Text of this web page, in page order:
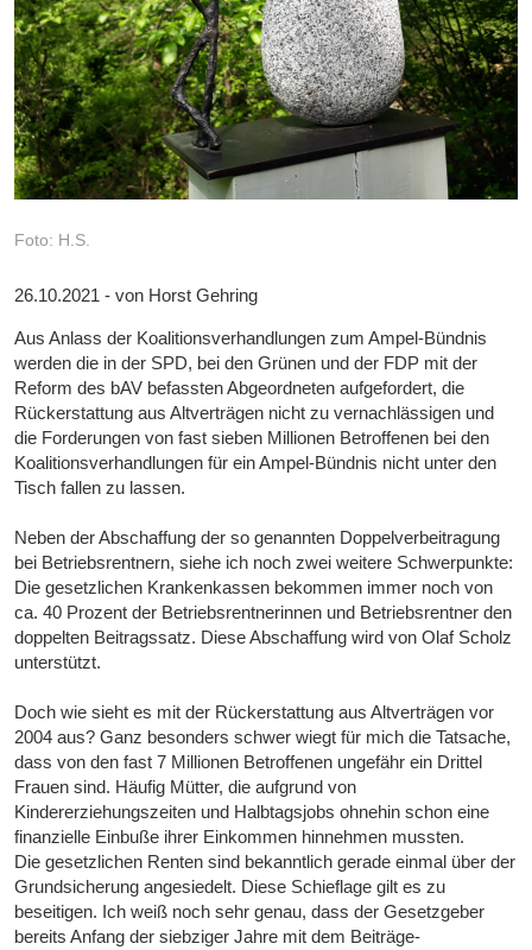
Foto: H.S.
26.10.2021 - von Horst Gehring
Aus Anlass der Koalitionsverhandlungen zum Ampel-Bündnis
werden die in der SPD, bei den Grünen und der FDP mit der
Reform des bAV befassten Abgeordneten aufgefordert, die
Rückerstattung aus Altverträgen nicht zu vernachlässigen und
die Forderungen von fast sieben Millionen Betroffenen bei den
Koalitionsverhandlungen für ein Ampel-Bündnis nicht unter den
Tisch fallen zu lassen.
Neben der Abschaffung der so genannten Doppelverbeitragung
bei Betriebsrentnern, siehe ich noch zwei weitere Schwerpunkte:
Die gesetzlichen Krankenkassen bekommen immer noch von
ca. 40 Prozent der Betriebsrentnerinnen und Betriebsrentner den
doppelten Beitragssatz. Diese Abschaffung wird von Olaf Scholz
unterstützt.
Doch wie sieht es mit der Rückerstattung aus Altverträgen vor
2004 aus? Ganz besonders schwer wiegt für mich die Tatsache,
dass von den fast 7 Millionen Betroffenen ungefähr ein Drittel
Frauen sind. Häufig Mütter, die aufgrund von
Kindererziehungszeiten und Halbtagsjobs ohnehin schon eine
finanzielle Einbuße ihrer Einkommen hinnehmen mussten.
Die gesetzlichen Renten sind bekanntlich gerade einmal über der
Grundsicherung angesiedelt. Diese Schieflage gilt es zu
beseitigen. Ich weiß noch sehr genau, dass der Gesetzgeber
bereits Anfang der siebziger Jahre mit dem Beiträge-